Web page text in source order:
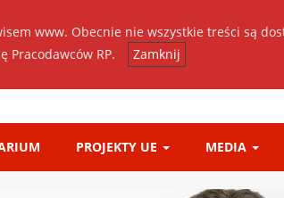
PROJEKTY UE MEDIA
www. Obecnie nie wszystkie treści są
Pracodawców RP.
Zamknij